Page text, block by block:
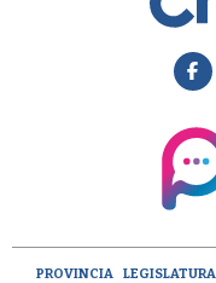
PROVINCIA LEGISLATURA